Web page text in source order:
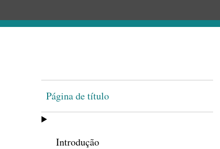
Página de título
Introdução